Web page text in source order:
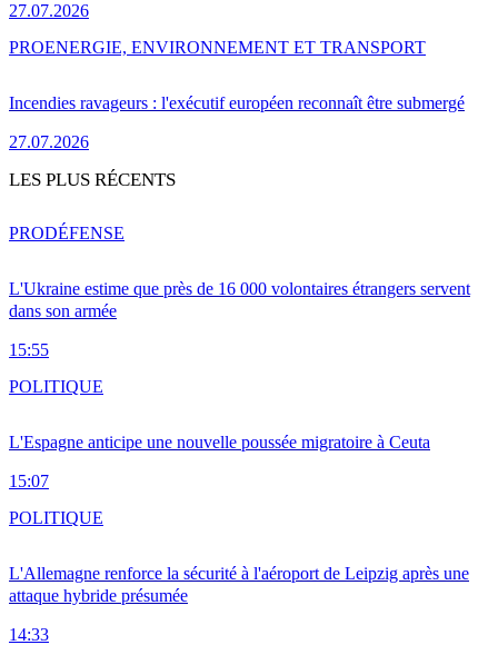
27.07.2026
Incendies ravageurs : l'exécutif européen reconnaît être submergé
27.07.2026
PROENERGIE, ENVIRONNEMENT ET TRANSPORT
LES PLUS RÉCENTS
L'Ukraine estime que près de 16 000 volontaires étrangers servent
dans son armée
15:55
PRODÉFENSE
L'Espagne anticipe une nouvelle poussée migratoire à Ceuta
15:07
POLITIQUE
L'Allemagne renforce la sécurité à l'aéroport de Leipzig après une
attaque hybride présumée
14:33
POLITIQUE